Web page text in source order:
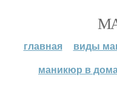
главная виды
маникюр в